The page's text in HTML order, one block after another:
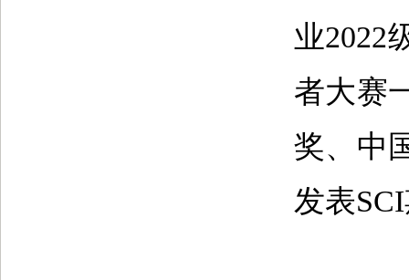
业2022
者大赛
奖、中
发表